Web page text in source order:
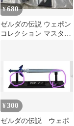
¥680
ゼルダの伝説 ウェポン
コレクション マスター
¥300
ゼルダの伝説 ウェポ